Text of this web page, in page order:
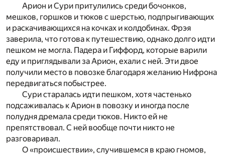
Арион и Сури притулились среди бочонков,
мешков, горшков и тюков с шерстью, подпрыгивающих
и раскачивающихся на кочках и колдобинах. Фрэя
заверила, что готова к путешествию, однако долго идти
пешком не могла. Падера и Гиффорд, которые варили
еду и приглядывали за Арион, ехали с ней. Эти двое
получили место в повозке благодаря желанию Нифрона
передвигаться побыстрее.
Сури старалась идти пешком, хотя частенько
подсаживалась к Арион в повозку и иногда после
полудня дремала среди тюков. Никто ей не
препятствовал. С ней вообще почти никто не
разговаривал.
О «происшествии», случившемся в краю гномов,